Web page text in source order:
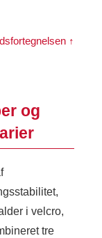
↑
og
i velcro,
tre